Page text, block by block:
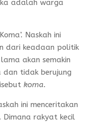
adalah warga
Naskah ini
dari keadaan politik
akan semakin
dan tidak berujung
koma.
ini menceritakan
Dimana rakyat kecil